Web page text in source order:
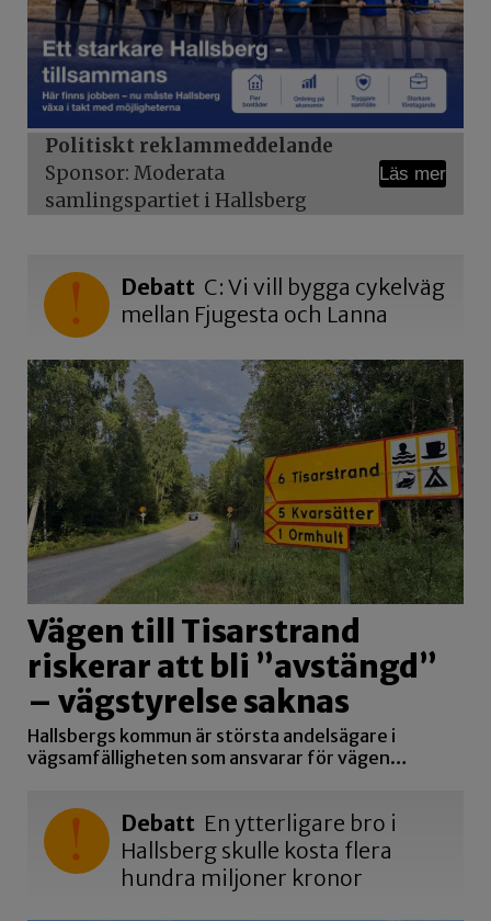
Politiskt reklammeddelande
Sponsor: Moderata
samlingspartiet i Hallsberg
Läs mer
Debatt C: Vi vill bygga cykelväg
mellan Fjugesta och Lanna
Vägen till Tisarstrand
riskerar att bli ”avstängd”
– vägstyrelse saknas
Hallsbergs kommun är största andelsägare i
vägsamfälligheten som ansvarar för vägen…
Debatt En ytterligare bro i
Hallsberg skulle kosta flera
hundra miljoner kronor